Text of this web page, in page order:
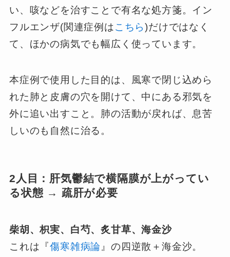
い、咳などを治すことで有名な処方箋。イン
フルエンザ(関連症例はこちら)だけではなく
て、ほかの病気でも幅広く使っています。
本症例で使用した目的は、風寒で閉じ込めら
れた肺と皮膚の穴を開けて、中にある邪気を
外に追い出すこと。肺の活動が戻れば、息苦
しいのも自然に治る。
2人目：肝気鬱結で横隔膜が上がってい
る状態 → 疏肝が必要
柴胡、枳実、白芍、炙甘草、海金沙
これは『傷寒雑病論 』の四逆散＋海金沙。